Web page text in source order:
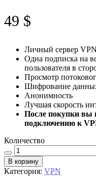
49 $
Личный сервер VPN
Одна подписка на
пользователя в
Просмотр
Шифрование
Анонимность
Лучшая скорость
После покупки вы
подключению к
КоличествоКоличество
В корзину
Категория: VPN